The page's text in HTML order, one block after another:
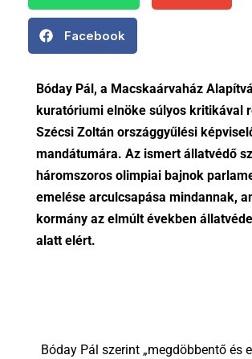
Facebook
Bóday Pál, a Macskaárvaház
kuratóriumi elnöke súlyos kritikával
Szécsi Zoltán országgyűlési
mandátumára. Az ismert állatvédő
háromszoros olimpiai bajnok
emelése arculcsapása mindannak,
kormány az elmúlt években
alatt elért.
Bóday Pál szerint „megdöbbentő és